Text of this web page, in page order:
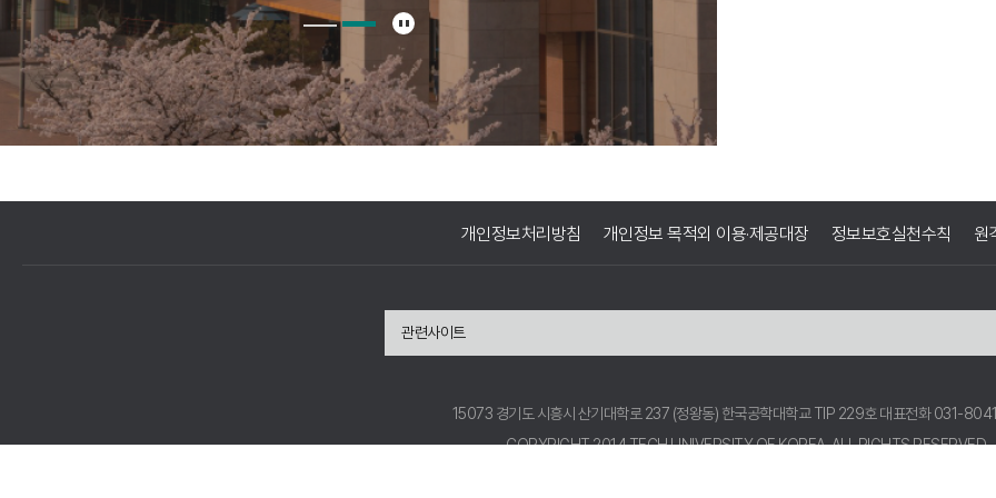
개인정보처리방침 개인정보 목적외 이용·제공대장 정보보호실천수칙 원
관련사이트
15073 경기도 시흥시 산기대학로 237 (정왕동) 한국공학대학교 TIP 229호대표전화 031-
COPYRIGHT 2014 TECH UNIVERSITY OF KOREA.ALL RIGHTS RESERVED.